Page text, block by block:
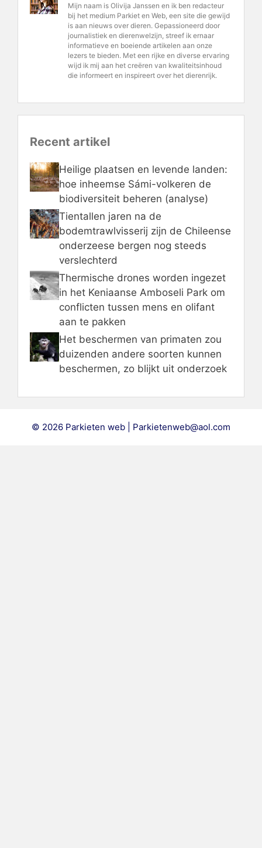
Mijn naam is Olivija Janssen en ik ben redacteur
bij het medium Parkiet en Web, een site die gewijd
is aan nieuws over dieren. Gepassioneerd door
journalistiek en dierenwelzijn, streef ik ernaar
informatieve en boeiende artikelen aan onze
lezers te bieden. Met een rijke en diverse ervaring
wijd ik mij aan het creëren van kwaliteitsinhoud
die informeert en inspireert over het dierenrijk.
Recent artikel
Heilige plaatsen en levende landen:
hoe inheemse Sámi-volkeren de
biodiversiteit beheren (analyse)
Tientallen jaren na de
bodemtrawlvisserij zijn de Chileense
onderzeese bergen nog steeds
verslechterd
Thermische drones worden ingezet
in het Keniaanse Amboseli Park om
conflicten tussen mens en olifant
aan te pakken
Het beschermen van primaten zou
duizenden andere soorten kunnen
beschermen, zo blijkt uit onderzoek
© 2026 Parkieten web | Parkietenweb@aol.com